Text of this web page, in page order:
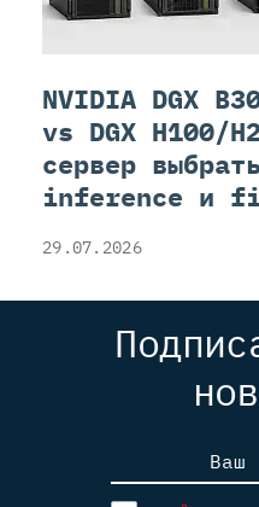
NVIDIA DGX
vs DGX H100/
сервер
inference и
29.07.2026
Ваш